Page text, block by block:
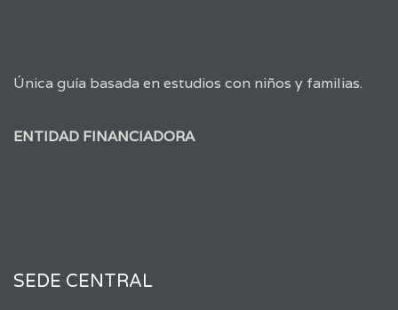
Única guía basada en estudios con niños y familias.
ENTIDAD FINANCIADORA
SEDE CENTRAL